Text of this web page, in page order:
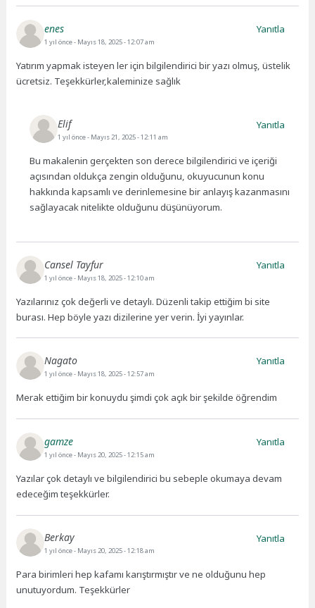
enes
1 yıl önce- Mayıs 18, 2025 - 12:07 am
Yatırım yapmak isteyen ler için bilgilendirici bir yazı olmuş, üstelik
ücretsiz. Teşekkürler,kaleminize sağlık
Yanıtla
Elif
1 yıl önce- Mayıs 21, 2025 - 12:11 am
Bu makalenin gerçekten son derece bilgilendirici ve içeriği
açısından oldukça zengin olduğunu, okuyucunun konu
hakkında kapsamlı ve derinlemesine bir anlayış kazanmasını
sağlayacak nitelikte olduğunu düşünüyorum.
Yanıtla
Cansel Tayfur
1 yıl önce- Mayıs 18, 2025 - 12:10 am
Yazılarınız çok değerli ve detaylı. Düzenli takip ettiğim bi site
burası. Hep böyle yazı dizilerine yer verin. İyi yayınlar.
Yanıtla
Nagato
1 yıl önce- Mayıs 18, 2025 - 12:57 am
Merak ettiğim bir konuydu şimdi çok açık bir şekilde öğrendim
Yanıtla
gamze
1 yıl önce- Mayıs 20, 2025 - 12:15 am
Yazılar çok detaylı ve bilgilendirici bu sebeple okumaya devam
edeceğim teşekkürler.
Yanıtla
Berkay
1 yıl önce- Mayıs 20, 2025 - 12:18 am
Para birimleri hep kafamı karıştırmıştır ve ne olduğunu hep
unutuyordum. Teşekkürler
Yanıtla